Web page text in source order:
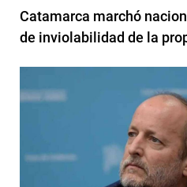
Catamarca marchó
de inviolabilidad de la